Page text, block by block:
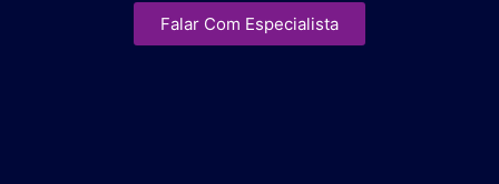
Falar Com Especialista